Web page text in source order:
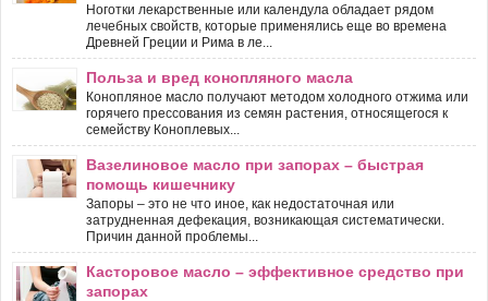
Ноготки лекарственные или календула обладает рядом
лечебных свойств, которые применялись еще во времена
Древней Греции и Рима в ле...
Польза и вред конопляного масла
Конопляное масло получают методом холодного отжима или
горячего прессования из семян растения, относящегося к
семейству Коноплевых...
Вазелиновое масло при запорах – быстрая
помощь кишечнику
Запоры – это не что иное, как недостаточная или
затрудненная дефекация, возникающая систематически.
Причин данной проблемы...
Касторовое масло – эффективное средство при
запорах